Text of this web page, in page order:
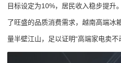
目标设定为10%，居民收入稳步提升
了旺盛的品质消费需求，越南高端冰
量半壁江山，足以证明“高端家电卖不